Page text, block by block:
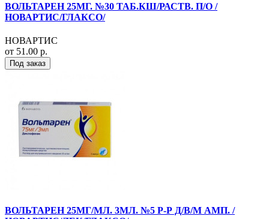
ВОЛЬТАРЕН 25МГ. №30 ТАБ.КШ/РАСТВ. П/О /
НОВАРТИС/ГЛАКСО/
НОВАРТИС
от 51.00 р.
Под заказ
ВОЛЬТАРЕН 25МГ/МЛ. 3МЛ. №5 Р-Р Д/В/М АМП. /